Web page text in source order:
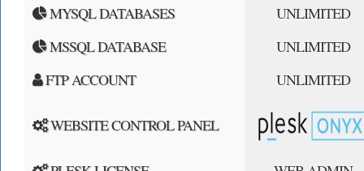
MYSQL DATABASES
UNLIMITED
MSSQL DATABASE
UNLIMITED
FTP ACCOUNT
UNLIMITED
WEBSITE CONTROL PANEL